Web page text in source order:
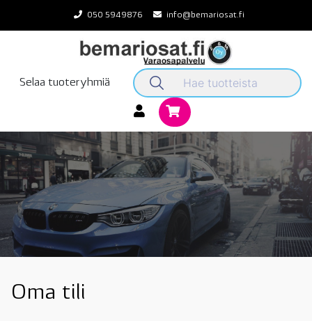
content
050 5949876 info@bemariosat.fi
Selaa tuoteryhmiä
Oma tili